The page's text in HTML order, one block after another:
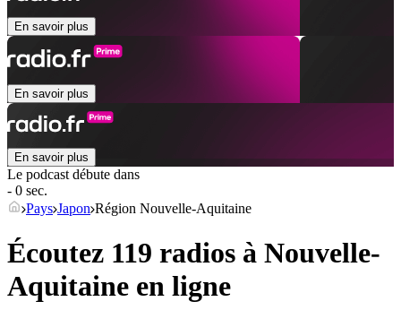
En savoir plus
En savoir plus
En savoir plus
Le podcast débute dans
- 0 sec.
Pays Japon Région Nouvelle-Aquitaine
Écoutez 119 radios à Nouvelle-
Aquitaine en ligne